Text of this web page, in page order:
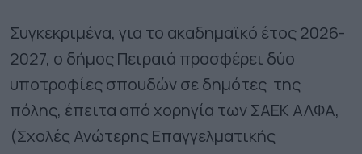
Συγκεκριμένα, για το ακαδημαϊκό έτος 2026-
2027, ο δήμος Πειραιά προσφέρει δύο
υποτροφίες σπουδών σε δημότες της
πόλης, έπειτα από χορηγία των ΣΑΕΚ ΑΛΦΑ,
(Σχολές Ανώτερης Επαγγελματικής